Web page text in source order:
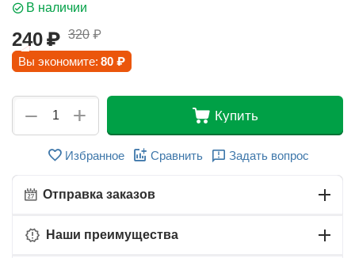
В наличии
240₽ 320 ₽
Вы экономите: 80 ₽
+
− Купить
Избранное Сравнить Задать вопрос
Отправка заказов
Наши преимущества